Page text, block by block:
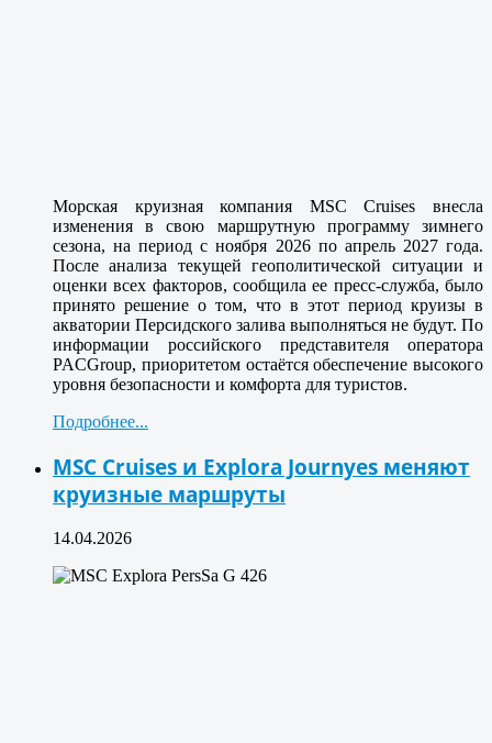
Морская круизная компания MSC Cruises внесла
изменения в свою маршрутную программу зимнего
сезона, на период с ноября 2026 по апрель 2027 года.
После анализа текущей геополитической ситуации и
оценки всех факторов, сообщила ее пресс-служба, было
принято решение о том, что в этот период круизы в
акватории Персидского залива выполняться не будут. По
информации российского представителя оператора
PACGroup, приоритетом остаётся обеспечение высокого
уровня безопасности и комфорта для туристов.
Подробнее...
MSC Cruises и Explora Journyes меняют
круизные маршруты
14.04.2026